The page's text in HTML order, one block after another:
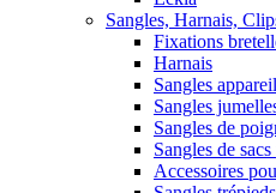
Sangles, Harnais,
Fixations
Harnais
Sangles
Sangles
Sangles de
Sangles de
Accessoires